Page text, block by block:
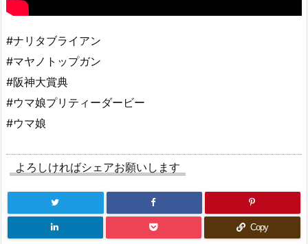
#ナリタブライアン
#マヤノトップガン
#阪神大賞典
#ウマ娘プリティーダービー
#ウマ娘
よろしければシェアお願いします
Copy